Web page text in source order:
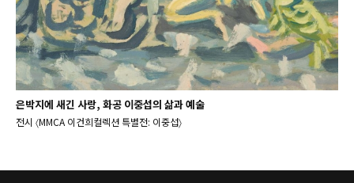
은박지에 새긴 사랑, 화공 이중섭의 삶과 예술
전시 〈MMCA 이건희컬렉션 특별전: 이중섭〉